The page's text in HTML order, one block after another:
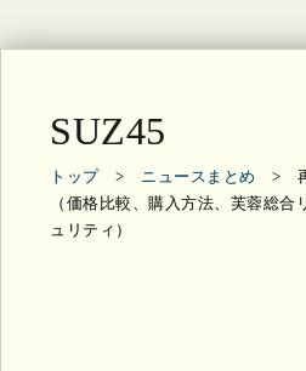
SUZ45
トップ> ニュースまとめ > 再
（価格比較、購入方法、芙蓉総合
ュリティ）